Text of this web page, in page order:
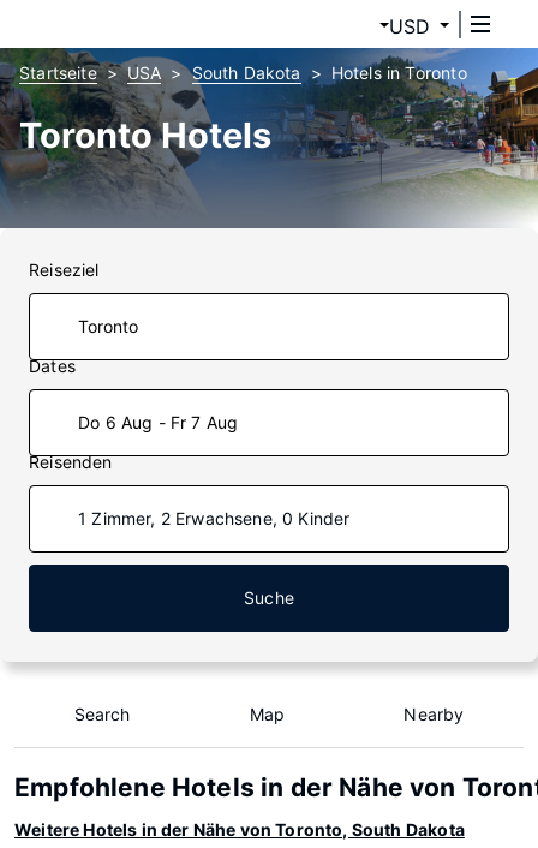
USD
Startseite USA South Dakota Hotels in Toronto
Toronto Hotels
Reiseziel
Dates
Do 6 Aug - Fr 7 Aug
Reisenden
1 Zimmer, 2 Erwachsene, 0 Kinder
Suche
Search Map Nearby
Empfohlene Hotels in der Nähe von
Weitere Hotels in der Nähe von Toronto, South Dakota